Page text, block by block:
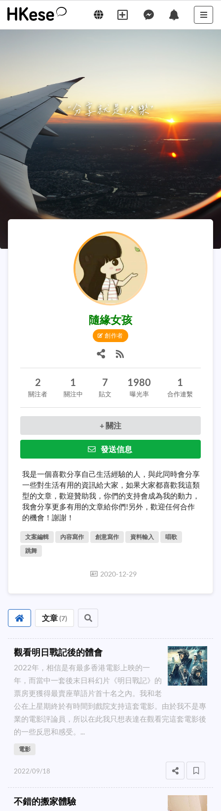
“分享就是快樂”
隨緣女孩
創作者
2
關注者
1
關注中
7
貼文
1980
曝光率
1
合作連繫
+ 關注
發送信息
我是一個喜歡分享自己生活經驗的人，與此同時會分享
一些對生活有用的資訊給大家，如果大家都喜歡我這類
型的文章，歡迎贊助我，你們的支持會成為我的動力，
我會分享更多有用的文章給你們!另外，歡迎任何合作
的機會！謝謝！
文案編輯 內容寫作 創意寫作 資料輸入
唱歌
跳舞
2020-12-29
文章(7)
觀看明日戰記後的體會
2022年，相信是有最多香港電影上映的一
年，而當中一套後末日科幻片《明日戰記》的
票房更獲得最賣座華語片首十名之內。我和老
公在上星期終於有時間到戲院支持這套電影。由於我不是專
業的電影評論員，所以在此我只想表達在觀看完這套電影後
的一些反思和感受。...
電影
2022/09/18
不錯的搬家體驗